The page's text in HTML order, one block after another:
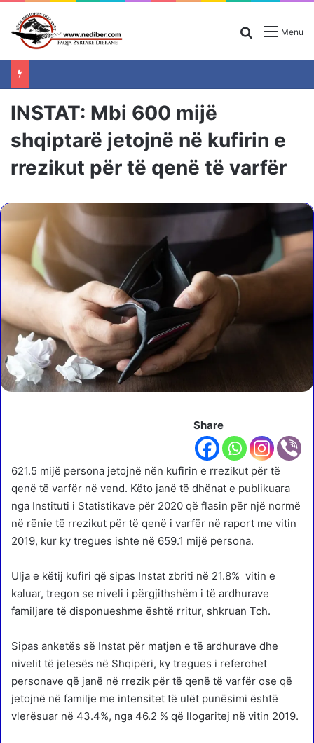
Menu
Search for
INSTAT: Mbi 600 mijë
shqiptarë jetojnë në kufirin e
rrezikut për të qenë të varfër
Share
621.5 mijë persona jetojnë nën kufirin e rrezikut për të
qenë të varfër në vend. Këto janë të dhënat e publikuara
nga Instituti i Statistikave për 2020 që flasin për një normë
në rënie të rrezikut për të qenë i varfër në raport me vitin
2019, kur ky tregues ishte në 659.1 mijë persona.
Ulja e këtij kufiri që sipas Instat zbriti në 21.8% vitin e
kaluar, tregon se niveli i përgjithshëm i të ardhurave
familjare të disponueshme është rritur, shkruan Tch.
Sipas anketës së Instat për matjen e të ardhurave dhe
nivelit të jetesës në Shqipëri, ky tregues i referohet
personave që janë në rrezik për të qenë të varfër ose që
jetojnë në familje me intensitet të ulët punësimi është
vlerësuar në 43.4%, nga 46.2 % që llogaritej në vitin 2019.